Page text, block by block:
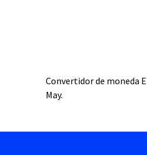
Convertidor de moneda
May.